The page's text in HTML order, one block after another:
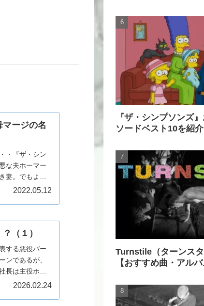
マージの名
・『ザ・シン
な夫ホーマー
妻。でもよく
2022.05.12
（１）
する悪役バー
ンであるが、
長は主役ホー
2026.02.24
『ザ・シンプソンズ
ソードベスト10を紹介
Turnstile（ターンス
【おすすめ曲・アルバ